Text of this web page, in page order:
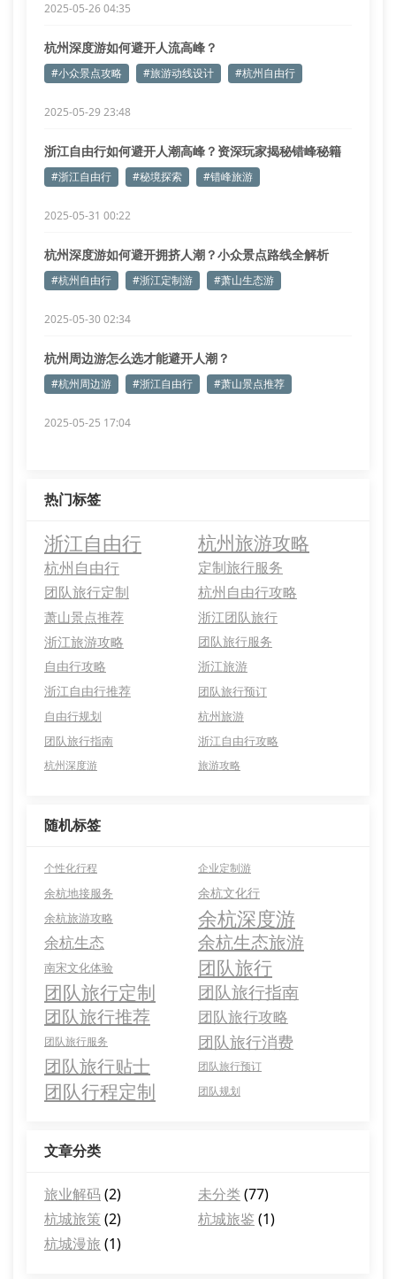
2025-05-26 04:35
杭州深度游如何避开人流高峰？
#小众景点攻略 #旅游动线设计 #杭州自由行
2025-05-29 23:48
浙江自由行如何避开人潮高峰？资深玩家揭秘错峰秘籍
#浙江自由行 #秘境探索 #错峰旅游
2025-05-31 00:22
杭州深度游如何避开拥挤人潮？小众景点路线全解析
#杭州自由行 #浙江定制游 #萧山生态游
2025-05-30 02:34
杭州周边游怎么选才能避开人潮？
#杭州周边游 #浙江自由行 #萧山景点推荐
2025-05-25 17:04
热门标签
浙江自由行 杭州旅游攻略
杭州自由行
定制旅行服务
团队旅行定制
杭州自由行攻略
萧山景点推荐
浙江团队旅行
浙江旅游攻略
团队旅行服务
自由行攻略
浙江旅游
浙江自由行推荐
团队旅行预订
自由行规划
杭州旅游
团队旅行指南
浙江自由行攻略
杭州深度游 旅游攻略
随机标签
个性化行程 企业定制游
余杭地接服务 余杭文化行
余杭旅游攻略 余杭深度游
余杭生态 余杭生态旅游
南宋文化体验
团队旅行
团队旅行定制
团队旅行指南
团队旅行推荐 团队旅行攻略
团队旅行服务 团队旅行消费
团队旅行贴士 团队旅行预订
团队行程定制 团队规划
文章分类
旅业解码 (2) 未分类(77)
杭城旅策 (2) 杭城旅鉴 (1)
杭城漫旅 (1)